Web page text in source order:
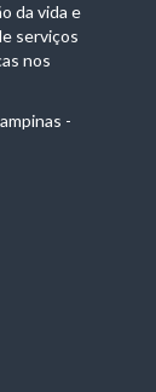
da vida e
serviços
nos
-